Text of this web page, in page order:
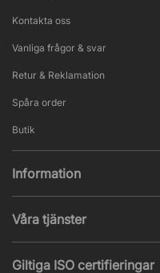
Kontakta oss
Vanliga frågor & svar
Retur & Reklamation
Spåra order
Butik
Information
Försäljningsvillkor
Populära sidor
Våra tjänster
Giltiga ISO certifieringar